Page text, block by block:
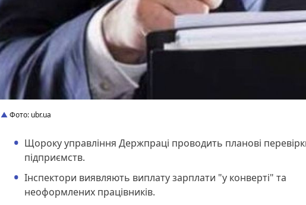
Фото: ubr.ua
Щороку управління Держпраці проводить планові
підприємств.
Інспектори виявляють виплату зарплати "у конверті" та
неоформлених працівників.